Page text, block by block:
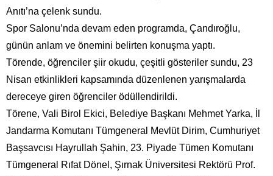
Anıtı’na çelenk sundu.
Spor Salonu’nda devam eden programda, Çandıroğlu,
günün anlam ve önemini belirten konuşma yaptı.
Törende, öğrenciler şiir okudu, çeşitli gösteriler sundu, 23
Nisan etkinlikleri kapsamında düzenlenen yarışmalarda
dereceye giren öğrenciler ödüllendirildi.
Törene, Vali Birol Ekici, Belediye Başkanı Mehmet Yarka, İl
Jandarma Komutanı Tümgeneral Mevlüt Dirim, Cumhuriyet
Başsavcısı Hayrullah Şahin, 23. Piyade Tümen Komutanı
Tümgeneral Rıfat Dönel, Şırnak Üniversitesi Rektörü Prof.